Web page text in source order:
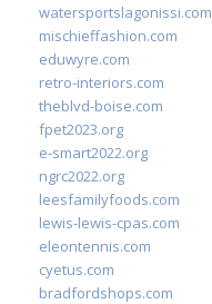
watersportslagonissi.com
mischieffashion.com
eduwyre.com
retro-interiors.com
theblvd-boise.com
fpet2023.org
e-smart2022.org
ngrc2022.org
leesfamilyfoods.com
lewis-lewis-cpas.com
eleontennis.com
cyetus.com
bradfordshops.com